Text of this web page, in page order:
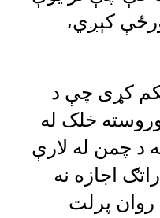
کېږي،
کړی چې د
خلک له
د چمن له لارې
اجازه نه
پرلت